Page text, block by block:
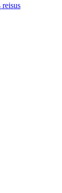
reisus